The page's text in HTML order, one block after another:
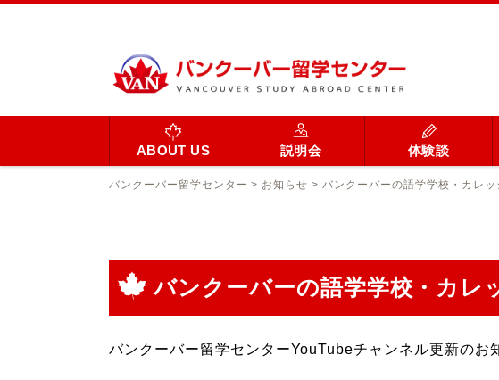
ABOUT US 説明会 体験談
バンクーバー留学センター > お知らせ > バンクーバーの語学学校・カレ
バンクーバーの語学学校・カレ
バンクーバー留学センターYouTubeチャンネル更新のお